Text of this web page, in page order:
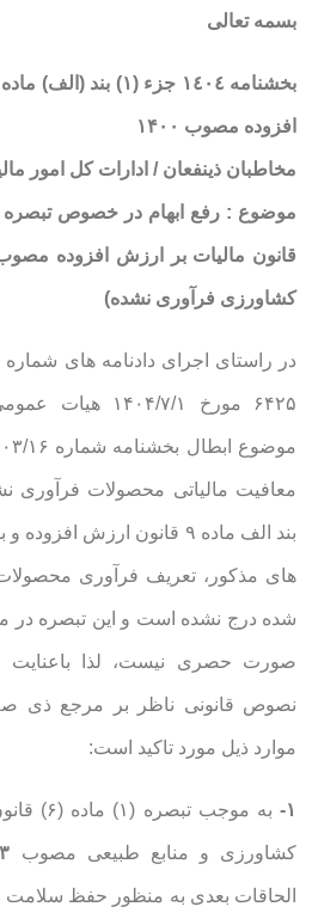
بسمه تعالی
بخشنامه
افزوده مصوب ۱۴۰۰
مخاطبان ذینفعان / ادارات کل امور
موضوع :
قانون مالیات بر ارزش افزوده مصوب ۱۴۰۰ معافیت
کشاورزی فرآوری نشده)
۶۴۲۵ مورخ ۱۴۰۴/
بند الف ماده ۹ قانون ارزش
های مذکور، تعریف فرآوری
شده درج نشده است و این تبصره در
صورت حصری نیست، لذا باعنایت
نصوص قانونی ناظر بر مرجع ذی
موارد ذیل مورد تاکید است:
۱- به موجب
کشاورزی و منابع طبیعی مصوب
الحاقات بعدی به منظور حفظ